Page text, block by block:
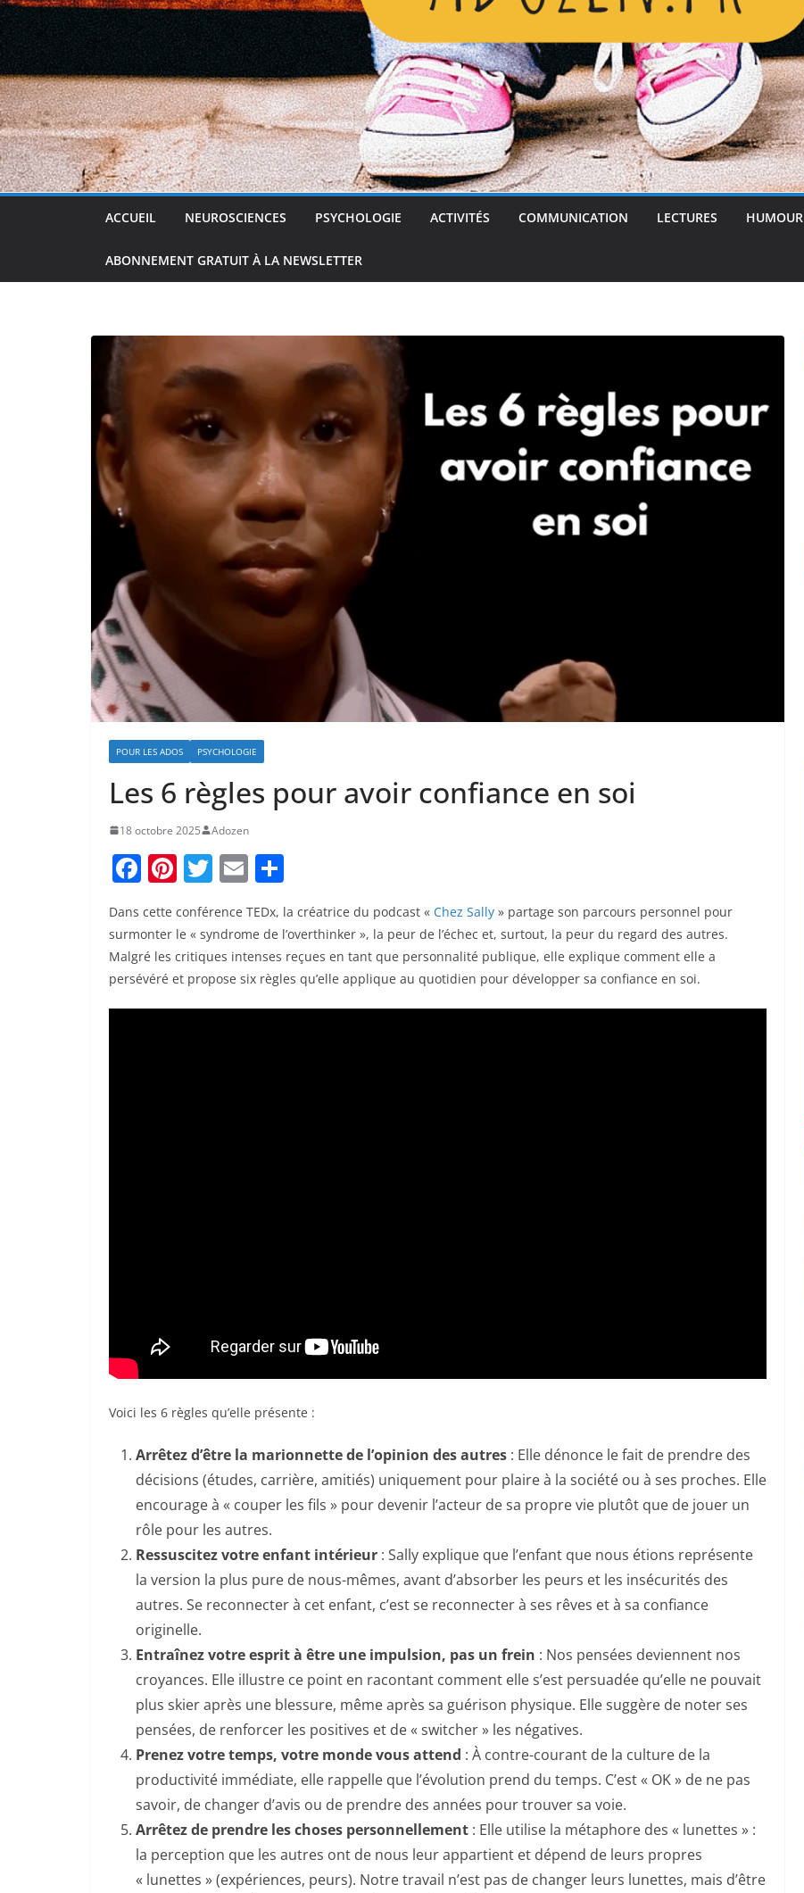
ACCUEIL NEUROSCIENCES PSYCHOLOGIE ACTIVITÉS COMMUNICATION LECTURES HUMOUR
ABONNEMENT GRATUIT À LA NEWSLETTER
POUR LES ADOS PSYCHOLOGIE
Les 6 règles pour avoir confiance en soi
18 octobre 2025 Adozen
F
c
e
b
o
Pi
nt
er
e
st
T
itt
er
E
ai
l
ar
ta
g
er
Dans cette conférence TEDx, la créatrice du podcast « Chez Sally » partage son parcours personnel pour
surmonter le « syndrome de l’overthinker », la peur de l’échec et, surtout, la peur du regard des autres.
Malgré les critiques intenses reçues en tant que personnalité publique, elle explique comment elle a
persévéré et propose six règles qu’elle applique au quotidien pour développer sa confiance en soi.
Voici les 6 règles qu’elle présente :
Arrêtez d’être la marionnette de l’opinion des autres : Elle dénonce le fait de prendre des
décisions (études, carrière, amitiés) uniquement pour plaire à la société ou à ses proches. Elle
encourage à « couper les fils » pour devenir l’acteur de sa propre vie plutôt que de jouer un
rôle pour les autres.
Ressuscitez votre enfant intérieur : Sally explique que l’enfant que nous étions représente
la version la plus pure de nous-mêmes, avant d’absorber les peurs et les insécurités des
autres. Se reconnecter à cet enfant, c’est se reconnecter à ses rêves et à sa confiance
originelle.
Entraînez votre esprit à être une impulsion, pas un frein : Nos pensées deviennent nos
croyances. Elle illustre ce point en racontant comment elle s’est persuadée qu’elle ne pouvait
plus skier après une blessure, même après sa guérison physique. Elle suggère de noter ses
pensées, de renforcer les positives et de « switcher » les négatives.
Prenez votre temps, votre monde vous attend : À contre-courant de la culture de la
productivité immédiate, elle rappelle que l’évolution prend du temps. C’est « OK » de ne pas
savoir, de changer d’avis ou de prendre des années pour trouver sa voie.
Arrêtez de prendre les choses personnellement : Elle utilise la métaphore des « lunettes » :
la perception que les autres ont de nous leur appartient et dépend de leurs propres
« lunettes » (expériences, peurs). Notre travail n’est pas de changer leurs lunettes, mais d’être